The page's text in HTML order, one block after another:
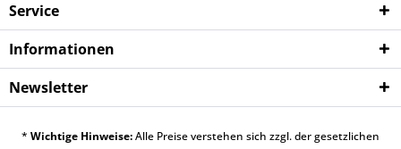
Service
Informationen
Newsletter
* Wichtige Hinweise:Alle Preise verstehen sich zzgl. der gesetzlichen